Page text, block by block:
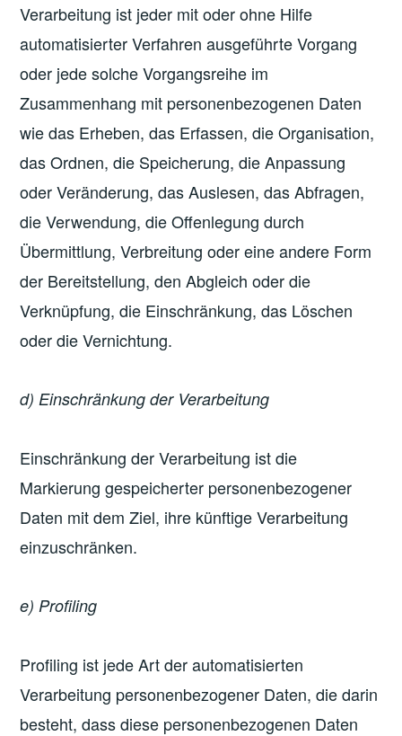
Verarbeitung ist jeder mit oder ohne Hilfe
automatisierter Verfahren ausgeführte Vorgang
oder jede solche Vorgangsreihe im
Zusammenhang mit personenbezogenen Daten
wie das Erheben, das Erfassen, die Organisation,
das Ordnen, die Speicherung, die Anpassung
oder Veränderung, das Auslesen, das Abfragen,
die Verwendung, die Offenlegung durch
Übermittlung, Verbreitung oder eine andere Form
der Bereitstellung, den Abgleich oder die
Verknüpfung, die Einschränkung, das Löschen
oder die Vernichtung.
d) Einschränkung der Verarbeitung
Einschränkung der Verarbeitung ist die
Markierung gespeicherter personenbezogener
Daten mit dem Ziel, ihre künftige Verarbeitung
einzuschränken.
e) Profiling
Profiling ist jede Art der automatisierten
Verarbeitung personenbezogener Daten, die darin
besteht, dass diese personenbezogenen Daten